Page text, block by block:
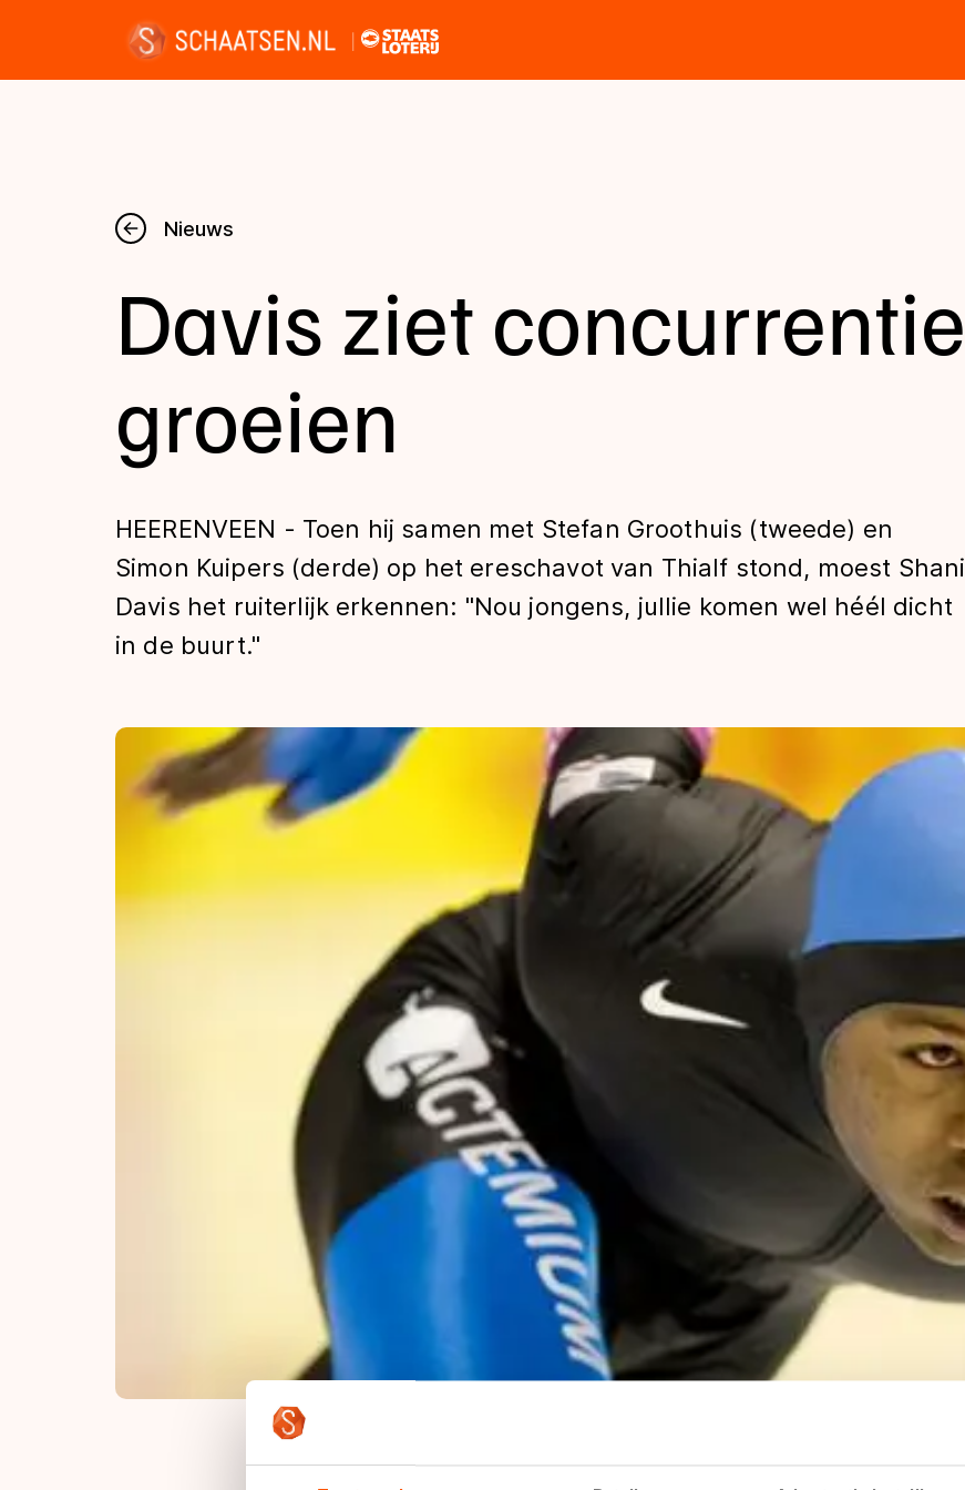
Nieuws
Kalender
Disciplines
Uitslagen
Tijden & historie
De weg op
Olympische Spelen
Nieuws
Davis ziet concurrentie
groeien
HEERENVEEN - Toen hij samen met Stefan Groothuis (tweede) en
Simon Kuipers (derde) op het ereschavot van Thialf stond, moest Shani
Davis het ruiterlijk erkennen: "Nou jongens, jullie komen wel héél dicht
in de buurt."